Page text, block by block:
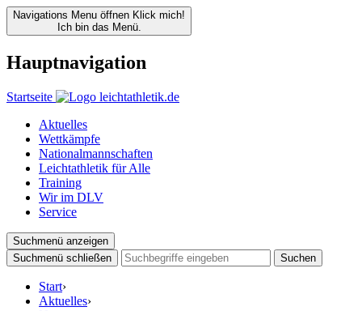
Navigations Menu öffnen Klick mich!
Ich bin das Menü.
Hauptnavigation
Startseite
Aktuelles
Wettkämpfe
Nationalmannschaften
Leichtathletik für Alle
Training
Wir im DLV
Service
Suchmenü anzeigen
Suchmenü schließen
Suchen
Start›
Aktuelles›